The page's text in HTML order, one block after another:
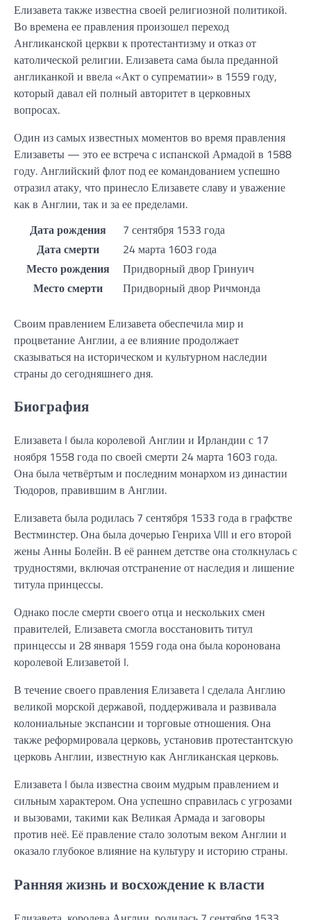
Елизавета также известна своей религиозной политикой.
Во времена ее правления произошел переход
Англиканской церкви к протестантизму и отказ от
католической религии. Елизавета сама была преданной
англиканкой и ввела «Акт о супрематии» в 1559 году,
который давал ей полный авторитет в церковных
вопросах.
Один из самых известных моментов во время правления
Елизаветы — это ее встреча с испанской Армадой в 1588
году. Английский флот под ее командованием успешно
отразил атаку, что принесло Елизавете славу и уважение
как в Англии, так и за ее пределами.
Дата рождения
7 сентября 1533 года
Дата смерти
24 марта 1603 года
Место рождения
Придворный двор Гринуич
Место смерти
Придворный двор Ричмонда
Своим правлением Елизавета обеспечила мир и
процветание Англии, а ее влияние продолжает
сказываться на историческом и культурном наследии
страны до сегодняшнего дня.
Биография
Елизавета I была королевой Англии и Ирландии с 17
ноября 1558 года по своей смерти 24 марта 1603 года.
Она была четвёртым и последним монархом из династии
Тюдоров, правившим в Англии.
Елизавета была родилась 7 сентября 1533 года в графстве
Вестминстер. Она была дочерью Генриха VIII и его второй
жены Анны Болейн. В её раннем детстве она столкнулась с
трудностями, включая отстранение от наследия и лишение
титула принцессы.
Однако после смерти своего отца и нескольких смен
правителей, Елизавета смогла восстановить титул
принцессы и 28 января 1559 года она была коронована
королевой Елизаветой I.
В течение своего правления Елизавета I сделала Англию
великой морской державой, поддерживала и развивала
колониальные экспансии и торговые отношения. Она
также реформировала церковь, установив протестантскую
церковь Англии, известную как Англиканская церковь.
Елизавета I была известна своим мудрым правлением и
сильным характером. Она успешно справилась с угрозами
и вызовами, такими как Великая Армада и заговоры
против неё. Её правление стало золотым веком Англии и
оказало глубокое влияние на культуру и историю страны.
Ранняя жизнь и восхождение к власти